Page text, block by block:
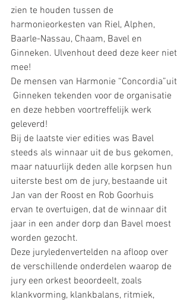
zien te houden tussen de
harmonieorkesten van Riel, Alphen,
Baarle-Nassau, Chaam, Bavel en
Ginneken. Ulvenhout deed deze keer niet
mee!
De mensen van Harmonie “Concordia”uit
Ginneken tekenden voor de organisatie
en deze hebben voortreffelijk werk
geleverd!
Bij de laatste vier edities was Bavel
steeds als winnaar uit de bus gekomen,
maar natuurlijk deden alle korpsen hun
uiterste best om de jury, bestaande uit
Jan van der Roost en Rob Goorhuis
ervan te overtuigen, dat de winnaar dit
jaar in een ander dorp dan Bavel moest
worden gezocht.
Deze juryledenvertelden na afloop over
de verschillende onderdelen waarop de
jury een orkest beoordeelt, zoals
klankvorming, klankbalans, ritmiek,